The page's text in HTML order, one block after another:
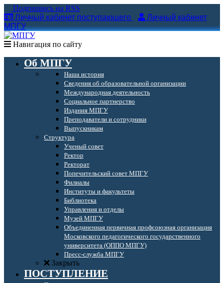
Подпишись на RSS
Личный кабинет поступающего
Личный кабинет
МПГУ
Навигация по сайту
Об МПГУ
Наша история
Сведения об образовательной организации
Международная деятельность
Социальное партнерство
Издания МПГУ
Преподаватели и сотрудники
Выпускникам
Структура
Ученый совет
Ректор
Ректорат
Попечительский совет МПГУ
Филиалы
Институты и факультеты
Библиотека
Управления и отделы
Музей МПГУ
Объединенная первичная профсоюзная организация
Московского педагогического государственного
университета (ОППО МПГУ)
Пресс-служба МПГУ
Закрыть
ПОСТУПЛЕНИЕ